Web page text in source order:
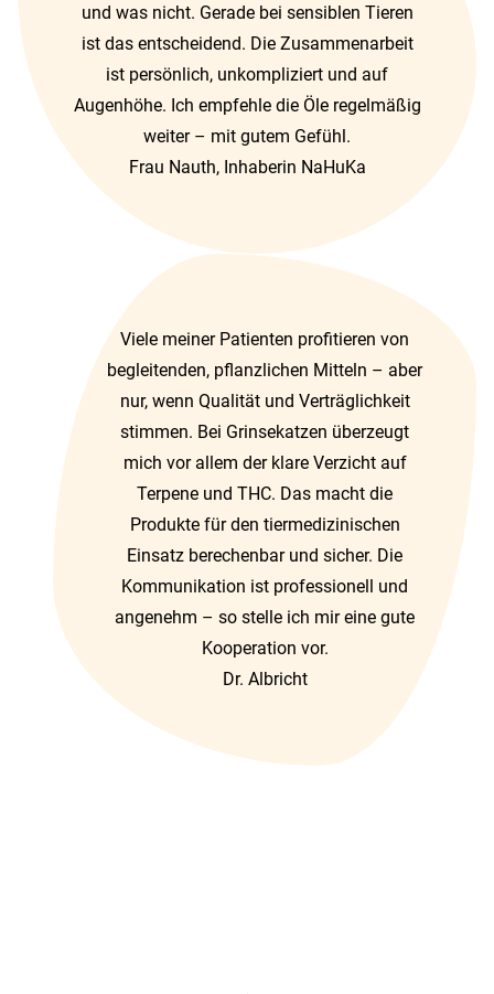
und was nicht. Gerade bei sensiblen Tieren
ist das entscheidend. Die Zusammenarbeit
ist persönlich, unkompliziert und auf
Augenhöhe. Ich empfehle die Öle regelmäßig
weiter – mit gutem Gefühl.
Frau Nauth, Inhaberin NaHuKa
Viele meiner Patienten profitieren von
begleitenden, pflanzlichen Mitteln – aber
nur, wenn Qualität und Verträglichkeit
stimmen. Bei Grinsekatzen überzeugt
mich vor allem der klare Verzicht auf
Terpene und THC. Das macht die
Produkte für den tiermedizinischen
Einsatz berechenbar und sicher. Die
Kommunikation ist professionell und
angenehm – so stelle ich mir eine gute
Kooperation vor.
Dr. Albricht